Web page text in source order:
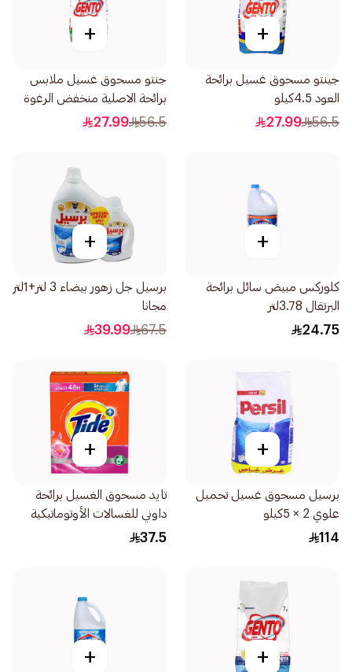
+
جينتو مسحوق غسيل برائحة
العود 4.5كيلو
56.5
27.99
+
جنتو مسحوق غسيل ملابس
برائحة الاصلية منخفض الرغوة
4.5كيلو
56.5
27.99
+
كلوركس مبيض سائل برائحة
البرتقال 3.78لتر
24.75
+
برسيل جل زهور بيضاء 3 لتر+1لتر
مجانا
67.5
39.99
+
برسيل مسحوق غسيل تحميل
علوي 2 × 5كيلو
114
+
تايد مسحوق الغسيل برائحة
داوني للغسالات الأوتوماتيكية
2.25كيلو
37.5
+
+